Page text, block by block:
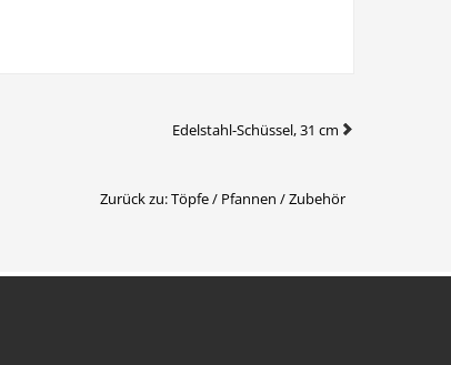
Edelstahl-Schüssel, 31 cm
Zurück zu: Töpfe / Pfannen / Zubehör